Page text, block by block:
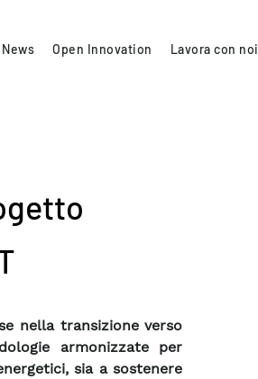
News Open Innovation Lavora con noi
nella transizione verso
armonizzate per
sia a sostenere